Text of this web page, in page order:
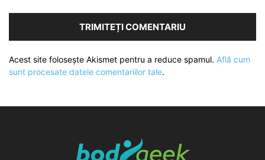
Acest site folosește Akismet pentru a reduce spamul. Află cum
sunt procesate datele comentariilor tale.